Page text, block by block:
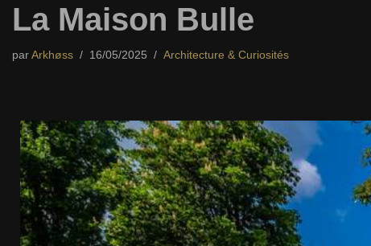
La Maison Bulle
parArkhøss 16/05/2025 Architecture & Curiosités